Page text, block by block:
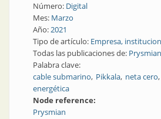
Número: Digital
Mes: Marzo
Año:2021
Tipo de artículo: Empresa,
Todas las publicaciones de: Prysmian
Palabra clave:
cable submarino Pikkala neta cero
energética
Node reference:
Prysmian